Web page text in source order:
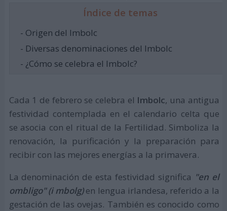
Índice de temas
- Origen del Imbolc
- Diversas denominaciones del Imbolc
- ¿Cómo se celebra el Imbolc?
Cada 1 de febrero se celebra el Imbolc, una antigua
festividad contemplada en el calendario celta que
se asocia con el ritual de la Fertilidad. Simboliza la
renovación, la purificación y la preparación para
recibir con las mejores energías a la primavera.
La denominación de esta festividad significa "en el
ombligo" (i mbolg)en lengua irlandesa, referido a la
gestación de las ovejas. También es conocido como